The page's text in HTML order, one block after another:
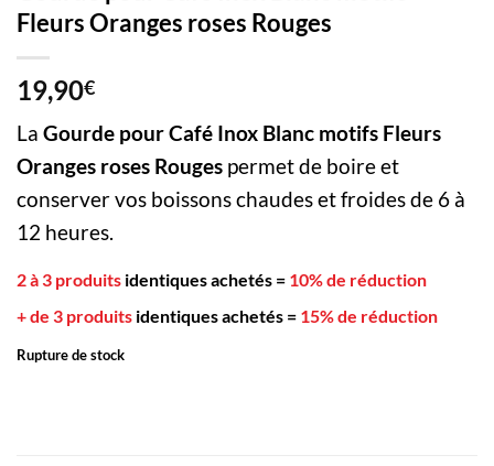
Fleurs Oranges roses Rouges
19,90€
La Gourde pour Café Inox Blanc motifs Fleurs
Oranges roses Rouges permet de boire et
conserver vos boissons chaudes et froides de 6 à
12 heures.
2 à 3 produits identiques achetés = 10% de réduction
+ de 3 produits identiques achetés = 15% de réduction
Rupture de stock